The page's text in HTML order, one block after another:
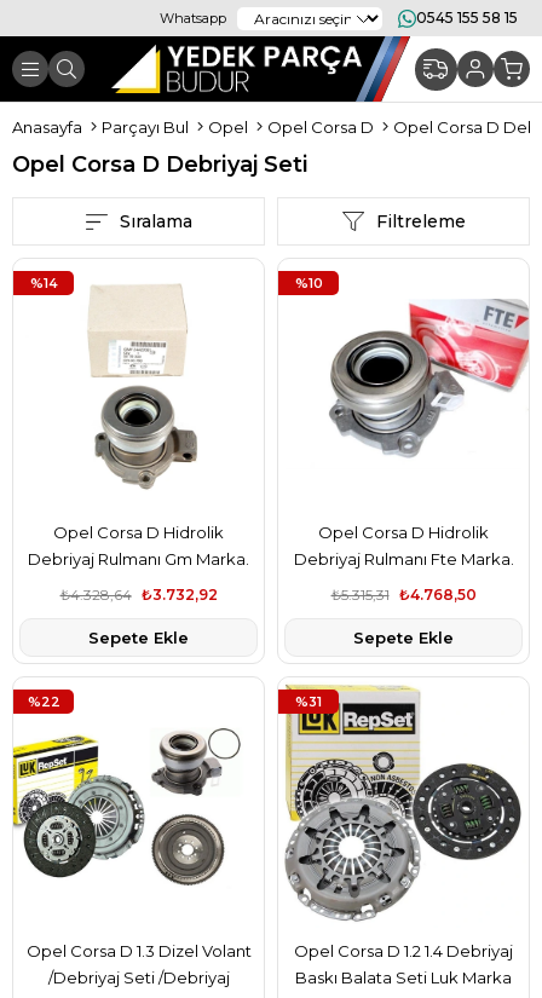
Whatsapp 0545 155 58 15
Anasayfa Parçayı Bul Opel Opel Corsa D Opel Corsa D
Opel Corsa D Debriyaj Seti
Filtreleme
Sıralama
Opel Corsa D Hidrolik
Debriyaj Rulmanı Gm Marka.
₺3.732,92
₺4.328,64
Sepete Ekle
%14
Opel Corsa D Hidrolik
Debriyaj Rulmanı Fte Marka.
₺4.768,50
₺5.315,31
Sepete Ekle
%10
Opel Corsa D 1.3 Dizel Volant
/Debriyaj Seti /Debriyaj
%22
Opel Corsa D 1.2 1.4 Debriyaj
Baskı Balata Seti Luk Marka
%31